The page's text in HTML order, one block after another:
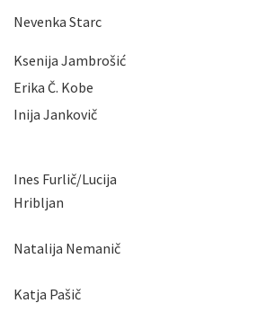
Nevenka Starc
Ksenija Jambrošić
Erika Č. Kobe
Inija Jankovič
Ines Furlič/Lucija
Hribljan
Natalija Nemanič
Katja Pašič